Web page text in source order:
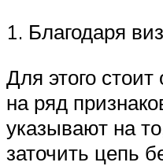
1. Благодаря
Для этого
на ряд
указывают на
заточить цепь